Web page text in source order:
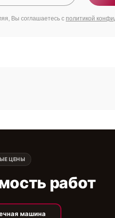
Вы соглашаетесь с политикой
ЦЕНЫ
работ
машина